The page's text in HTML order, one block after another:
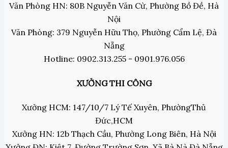
Văn Phòng HN: 80B Nguyễn Văn Cừ, Phường Bồ Đề, Hà
Nội
Văn Phòng: 379 Nguyễn Hữu Thọ, Phường Cẩm Lệ, Đà
Nẵng
Hotline: 0902.313.255 - 0901.976.056
XƯỞNG THI CÔNG
Xưởng HCM: 147/10/7 Lý Tế Xuyên, PhườngThủ
Đức,HCM
Xưởng HN: 12b Thạch Cầu, Phường Long Biên, Hà Nội